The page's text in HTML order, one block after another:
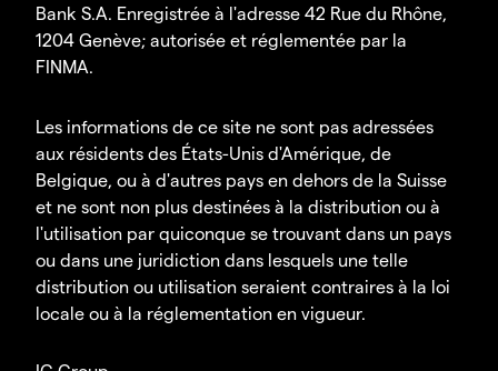
Bank S.A. Enregistrée à l'adresse 42 Rue du Rhône,
1204 Genève; autorisée et réglementée par la
FINMA.
Les informations de ce site ne sont pas adressées
aux résidents des États-Unis d'Amérique, de
Belgique, ou à d'autres pays en dehors de la Suisse
et ne sont non plus destinées à la distribution ou à
l'utilisation par quiconque se trouvant dans un pays
ou dans une juridiction dans lesquels une telle
distribution ou utilisation seraient contraires à la loi
locale ou à la réglementation en vigueur.